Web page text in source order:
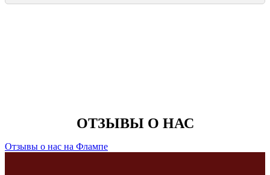
ОТЗЫВЫ О НАС
Отзывы о нас на Флампе